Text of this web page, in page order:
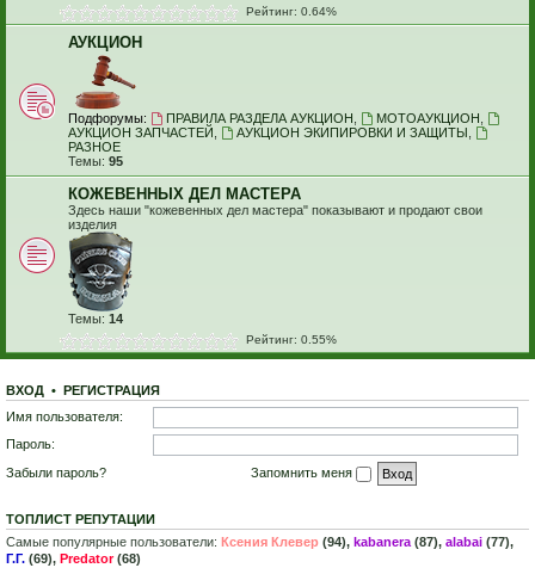
Рейтинг: 0.64%
АУКЦИОН
Подфорумы: ПРАВИЛА РАЗДЕЛА АУКЦИОН МОТОАУКЦИОН
АУКЦИОН ЗАПЧАСТЕЙ
АУКЦИОН ЭКИПИРОВКИ И ЗАЩИТЫ
РАЗНОЕ
Темы: 95
КОЖЕВЕННЫХ ДЕЛ МАСТЕРА
Здесь наши "кожевенных дел мастера" показывают и продают свои
изделия
Темы: 14
Рейтинг: 0.55%
ВХОД • РЕГИСТРАЦИЯ
Имя пользователя:
Пароль:
Забыли пароль?
Запомнить меня
ТОПЛИСТ РЕПУТАЦИИ
Самые популярные пользователи: Ксения Клевер (94), kabanera (87), alabai (77),
Г.Г. (69), Predator(68)